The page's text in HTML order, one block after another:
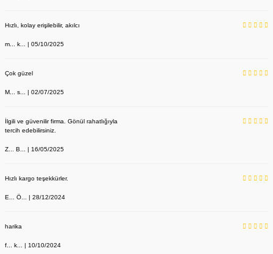
Koruyucu Gözlük 1 Kutuda 12 Adet Fiyatıdır
Hızlı, kolay erişilebilir, akılcı
m... k... | 05/10/2025
Çok güzel
M... s... | 02/07/2025
İlgili ve güvenilir firma. Gönül rahatlığıyla
tercih edebilirsiniz.
Z... B... | 16/05/2025
Hızlı kargo teşekkürler.
E... Ö... | 28/12/2024
harika
f... k... | 10/10/2024